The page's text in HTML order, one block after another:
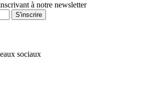
à notre newsletter
S'inscrire
sociaux